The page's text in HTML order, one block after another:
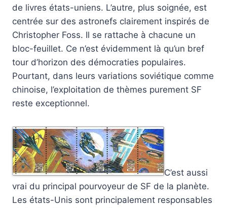
de livres états-uniens. L’autre, plus soignée, est
centrée sur des astronefs clairement inspirés de
Christopher Foss. Il se rattache à chacune un
bloc-feuillet. Ce n’est évidemment là qu’un bref
tour d’horizon des démocraties populaires.
Pourtant, dans leurs variations soviétique comme
chinoise, l’exploitation de thèmes purement SF
reste exceptionnel.
C’est aussi
vrai du principal pourvoyeur de SF de la planète.
Les états-Unis sont principalement responsables